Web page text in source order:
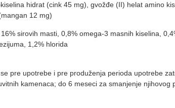
hidrat (cink 45 mg), gvožđe (II) helat amino
12 mg)
sirovih masti, 0,8% omega-3 masnih kiselina,
1,2% hlorida
pre upotrebe i pre produženja perioda upotrebe
kamenaca; do 6 meseci za smanjenje njihovog